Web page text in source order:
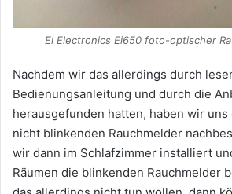
Ei Electronics Ei650 foto-optischer
Nachdem wir das allerdings durch
Bedienungsanleitung und durch die
herausgefunden hatten, haben wir
nicht blinkenden Rauchmelder
wir dann im Schlafzimmer installiert
Räumen die blinkenden Rauchmelder